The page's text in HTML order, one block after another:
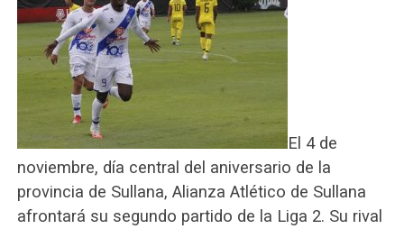
El 4 de
noviembre, día central del aniversario de la
provincia de Sullana, Alianza Atlético de Sullana
afrontará su segundo partido de la Liga 2. Su rival